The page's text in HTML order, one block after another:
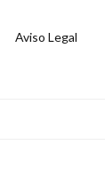
Aviso Legal